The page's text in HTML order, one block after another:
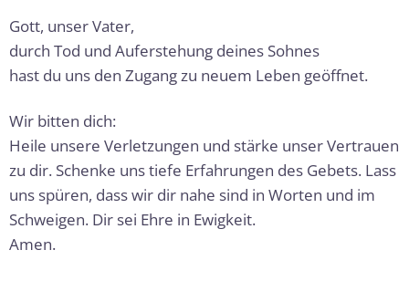
Gott, unser Vater,
durch Tod und Auferstehung deines Sohnes
hast du uns den Zugang zu neuem Leben geöffnet.
Wir bitten dich:
Heile unsere Verletzungen und stärke unser Vertrauen
zu dir. Schenke uns tiefe Erfahrungen des Gebets. Lass
uns spüren, dass wir dir nahe sind in Worten und im
Schweigen. Dir sei Ehre in Ewigkeit.
Amen.